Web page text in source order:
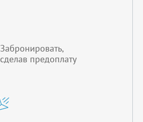
Забронировать,
сделав предоплату